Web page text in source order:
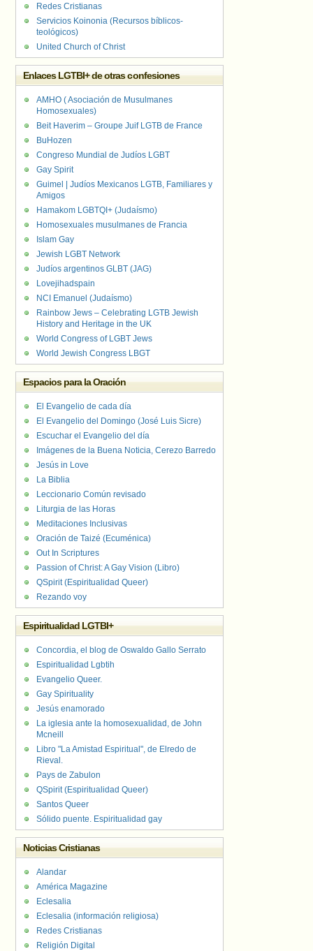
Redes Cristianas
Servicios Koinonia (Recursos bíblicos-
teológicos)
United Church of Christ
Enlaces LGTBI+ de otras confesiones
AMHO ( Asociación de Musulmanes
Homosexuales)
Beit Haverim – Groupe Juif LGTB de France
BuHozen
Congreso Mundial de Judíos LGBT
Gay Spirit
Guimel | Judíos Mexicanos LGTB, Familiares y
Amigos
Hamakom LGBTQI+ (Judaísmo)
Homosexuales musulmanes de Francia
Islam Gay
Jewish LGBT Network
Judíos argentinos GLBT (JAG)
Lovejihadspain
NCI Emanuel (Judaísmo)
Rainbow Jews – Celebrating LGTB Jewish
History and Heritage in the UK
World Congress of LGBT Jews
World Jewish Congress LBGT
Espacios para la Oración
El Evangelio de cada día
El Evangelio del Domingo (José Luis Sicre)
Escuchar el Evangelio del día
Imágenes de la Buena Noticia, Cerezo Barredo
Jesús in Love
La Biblia
Leccionario Común revisado
Liturgia de las Horas
Meditaciones Inclusivas
Oración de Taizé (Ecuménica)
Out In Scriptures
Passion of Christ: A Gay Vision (Libro)
QSpirit (Espiritualidad Queer)
Rezando voy
Espiritualidad LGTBI+
Concordia, el blog de Oswaldo Gallo Serrato
Espiritualidad Lgbtih
Evangelio Queer.
Gay Spirituality
Jesús enamorado
La iglesia ante la homosexualidad, de John
Mcneill
Libro "La Amistad Espiritual", de Elredo de
Rieval.
Pays de Zabulon
QSpirit (Espiritualidad Queer)
Santos Queer
Sólido puente. Espiritualidad gay
Noticias Cristianas
Alandar
América Magazine
Eclesalia
Eclesalia (información religiosa)
Redes Cristianas
Religión Digital